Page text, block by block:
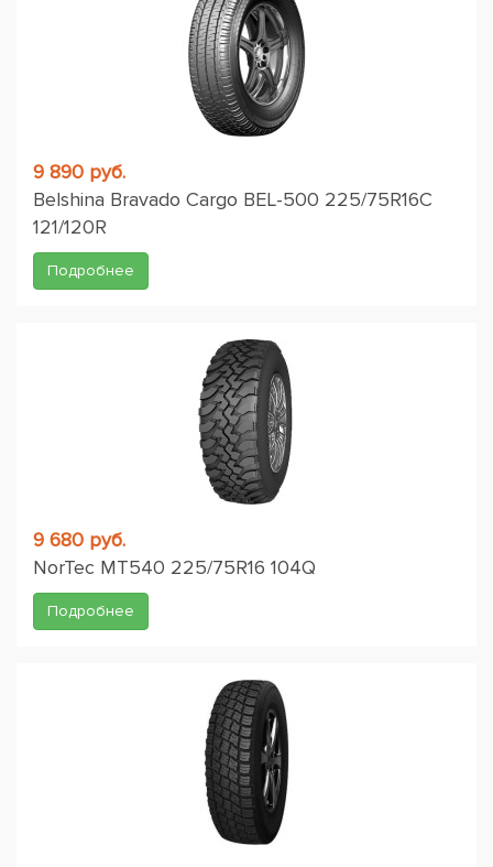
9 890 руб.
Belshina Bravado Cargo BEL-500 225/75R16C
121/120R
Подробнее
9 680 руб.
NorTec MT540 225/75R16 104Q
Подробнее